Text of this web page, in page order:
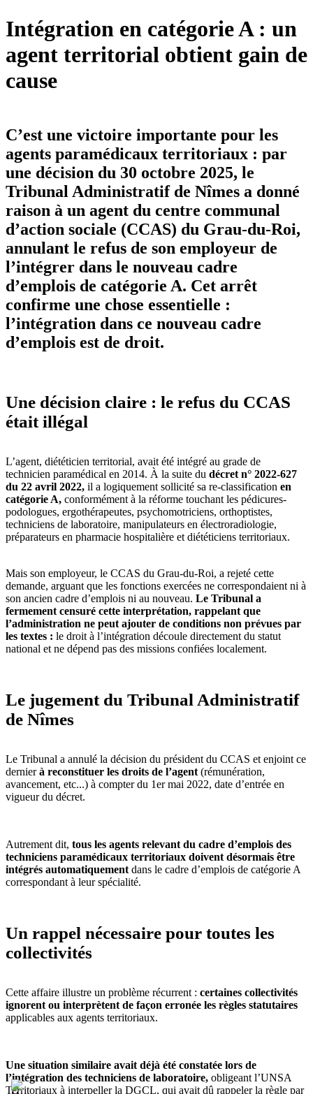
Intégration en catégorie A : un
agent territorial obtient gain de
cause
C’est une victoire importante pour les
agents paramédicaux territoriaux : par
une décision du 30 octobre 2025, le
Tribunal Administratif de Nîmes a donné
raison à un agent du centre communal
d’action sociale (CCAS) du Grau-du-Roi,
annulant le refus de son employeur de
l’intégrer dans le nouveau cadre
d’emplois de catégorie A. Cet arrêt
confirme une chose essentielle :
l’intégration dans ce nouveau cadre
d’emplois est de droit.
Une décision claire : le refus du CCAS
était illégal
L’agent, diététicien territorial, avait été intégré au grade de
technicien paramédical en 2014. À la suite du décret n° 2022-627
du 22 avril 2022, il a logiquement sollicité sa re-classification en
catégorie A, conformément à la réforme touchant les pédicures-
podologues, ergothérapeutes, psychomotriciens, orthoptistes,
techniciens de laboratoire, manipulateurs en électroradiologie,
préparateurs en pharmacie hospitalière et diététiciens territoriaux.
Mais son employeur, le CCAS du Grau-du-Roi, a rejeté cette
demande, arguant que les fonctions exercées ne correspondaient ni à
son ancien cadre d’emplois ni au nouveau. Le Tribunal a
fermement censuré cette interprétation, rappelant que
l’administration ne peut ajouter de conditions non prévues par
les textes : le droit à l’intégration découle directement du statut
national et ne dépend pas des missions confiées localement.
Le jugement du Tribunal Administratif
de Nîmes
Le Tribunal a annulé la décision du président du CCAS et enjoint ce
dernierà reconstituer les droits de l’agent (rémunération,
avancement, etc...) à compter du 1er mai 2022, date d’entrée en
vigueur du décret.
Autrement dit, tous les agents relevant du cadre d’emplois des
techniciens paramédicaux territoriaux doivent désormais être
intégrés automatiquement dans le cadre d’emplois de catégorie A
correspondant à leur spécialité.
Un rappel nécessaire pour toutes les
collectivités
Cette affaire illustre un problème récurrent : certaines collectivités
ignorent ou interprètent de façon erronée les règles statutaires
applicables aux agents territoriaux.
Une situation similaire avait déjà été constatée lors de
l’intégration des techniciens de laboratoire, obligeant l’UNSA
Territoriaux à interpeller la DGCL, qui avait dû rappeler la règle par